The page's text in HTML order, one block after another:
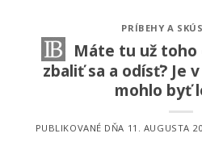
PRÍBEHY A
Máte tu už toho
zbaliť sa a odísť? Je
mohlo byť
PUBLIKOVANÉ DŇA 11. AUGUSTA